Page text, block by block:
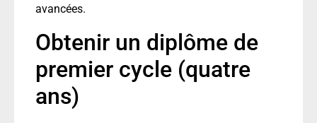
avancées.
Obtenir un diplôme de
premier cycle (quatre
ans)